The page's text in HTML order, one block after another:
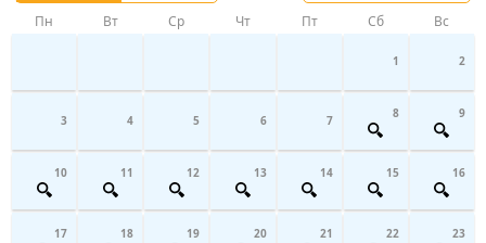
Пн Вт Ср Чт Пт Сб Вс
1 2
3 4 5 6 7 8 9
10 11 12 13 14 15 16
17 18 19 20 21 22 23